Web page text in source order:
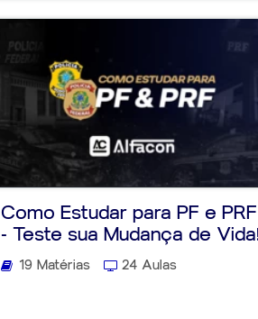
Como Estudar para PF e PRF
- Teste sua Mudança de
19 Matérias 24 Aulas